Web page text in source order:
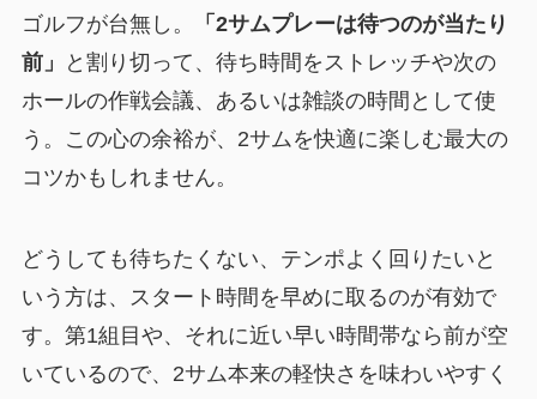
ゴルフが台無し。
「2サムプレーは待つのが当たり
前」
と割り切って、待ち時間をストレッチや次の
ホールの作戦会議、あるいは雑談の時間として使
う。この心の余裕が、2サムを快適に楽しむ最大の
コツかもしれません。
どうしても待ちたくない、テンポよく回りたいと
いう方は、スタート時間を早めに取るのが有効で
す。第1組目や、それに近い早い時間帯なら前が空
いているので、2サム本来の軽快さを味わいやすく